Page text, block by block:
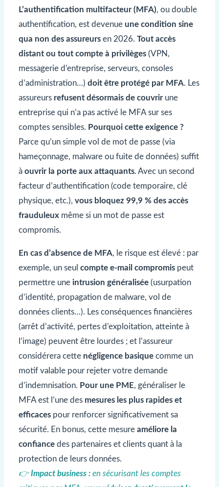
L’authentification multifacteur (MFA), ou double
authentification, est devenue une condition sine
qua non des assureurs en 2026.Tout accès
distant ou tout compte à privilèges (VPN,
messagerie d’entreprise, serveurs, consoles
d’administration…)doit être protégé par MFA. Les
assureurs refusent désormais de couvrirune
entreprise qui n’a pas activé le MFA sur ses
comptes sensibles. Pourquoi cette exigence ?
Parce qu’un simple vol de mot de passe (via
hameçonnage, malware ou fuite de données) suffit
àouvrir la porte aux attaquants. Avec un second
facteur d’authentification (code temporaire, clé
physique, etc.),vous bloquez 99,9 % des accès
frauduleux même si un mot de passe est
compromis.
En cas d’absence de MFA, le risque est élevé : par
exemple, un seulcompte e-mail compromis peut
permettre une intrusion généralisée (usurpation
d’identité, propagation de malware, vol de
données clients…). Les conséquences financières
(arrêt d’activité, pertes d’exploitation, atteinte à
l’image) peuvent être lourdes ; et l’assureur
considérera cette négligence basique comme un
motif valable pour rejeter votre demande
d’indemnisation. Pour une PME, généraliser le
MFA est l’une des mesures les plus rapides et
efficaces pour renforcer significativement sa
sécurité. En bonus, cette mesureaméliore la
confiance des partenaires et clients quant à la
protection de leurs données.
👉Impact business : en sécurisant les comptes